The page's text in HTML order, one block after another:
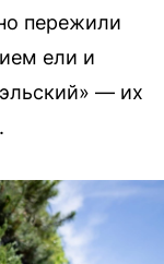
пережили
ели и
— их